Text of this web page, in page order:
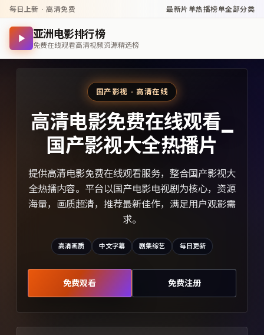
每日上新 · 高清免费 最新片单热播榜单全部分类
亚洲电影排行榜
免费在线观看高清视频资源精选榜
国产影视 · 高清在线
高清电影免费在线观看_
国产影视大全热播片
提供高清电影免费在线观看服务，整合国产影视大
全热播内容。平台以国产电影电视剧为核心，资源
海量，画质超清，推荐最新佳作，满足用户观影需
求。
高清画质 中文字幕 剧集综艺 每日更新
免费观看 免费注册